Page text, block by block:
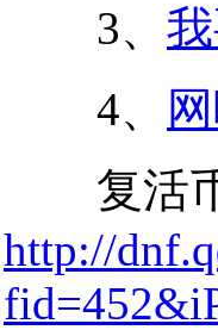
3、
4、
复活币
http://